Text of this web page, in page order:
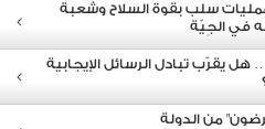
سلب بقوة السلاح وشعبة
في الجِيّة
يقرّب تبادل الرسائل الإيجابية
من الدولة